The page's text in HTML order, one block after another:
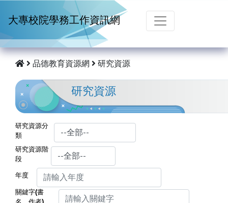
大專校院學務工作資訊網
品德教育資源網 研究資源
研究資源
研究資源分
類
研究資源階
段
年度
關鍵字(書